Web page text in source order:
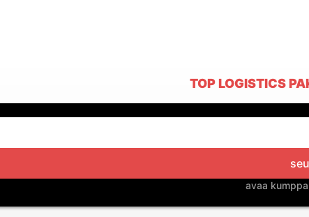
TOP LOGISTICS
avaa